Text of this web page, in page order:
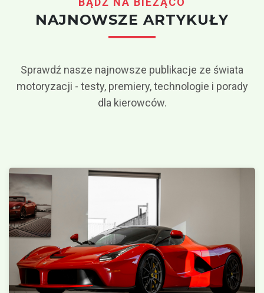
NAJNOWSZE ARTYKUŁY
Sprawdź nasze najnowsze publikacje ze świata
motoryzacji - testy, premiery, technologie i porady
dla kierowców.